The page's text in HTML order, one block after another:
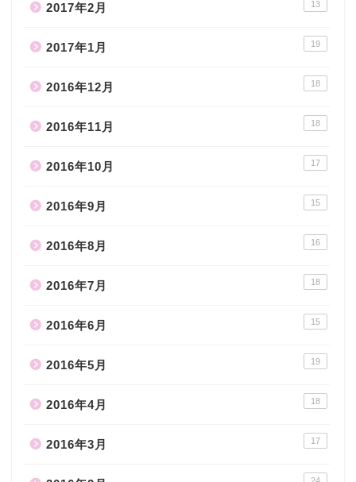
2017年2月 13
2017年1月 19
2016年12月 18
2016年11月 18
2016年10月 17
2016年9月 15
2016年8月 16
2016年7月 18
2016年6月 15
2016年5月 19
2016年4月 18
2016年3月 17